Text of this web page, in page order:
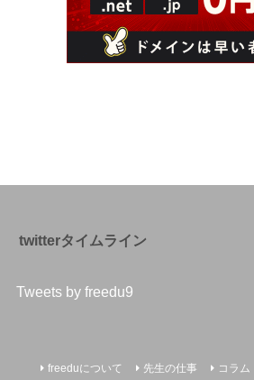
twitterタイムライン
Tweets by freedu9
freeduについて 先生の仕事 コラム